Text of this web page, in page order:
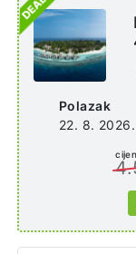
Polazak
22. 8. 2026.